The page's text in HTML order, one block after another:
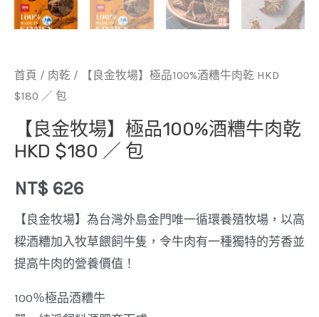
首頁 / 肉乾 / 【良金牧場】極品100%酒糟牛肉乾 HKD
$180 ／ 包
【良金牧場】極品100%酒糟牛肉乾
HKD $180 ／ 包
NT$ 626
【良金牧場】為台灣外島金門唯一循環養殖牧場，以高
樑酒糟加入牧草餵飼牛隻，令牛肉有一種獨特的芳香並
提高牛肉的營養價值！
100％極品酒糟牛